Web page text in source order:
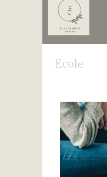
Ecole